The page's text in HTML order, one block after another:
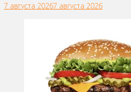
7 августа 20267 августа 2026